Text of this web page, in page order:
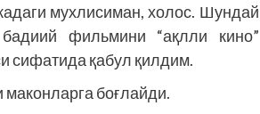
мухлисиман, холос. Шундай
фильмини “ақлли кино”
сифатида қабул қилдим.
боғлайди.